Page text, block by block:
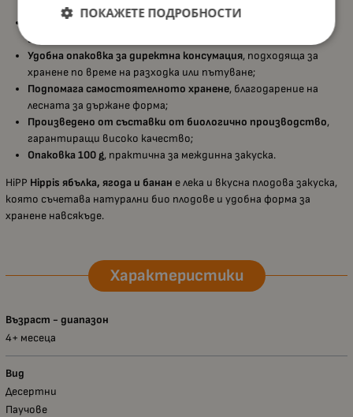
вкус на съставките;
Без глутен
, подходящо за деца с чувствителност към
глутен;
Удобна опаковка за директна консумация, подходяща за
хранене по време на разходка или пътуване;
Подпомага самостоятелното хранене, благодарение на
лесната за държане форма;
Произведено от съставки от биологично производство,
гарантиращи високо качество;
Опаковка 100 g, практична за междинна закуска.
HiPP Hippis ябълка, ягода и банан е лека и вкусна плодова закуска,
която съчетава натурални био плодове и удобна форма за
хранене навсякъде.
Характеристики
Възраст - диапазон
4+ месеца
Вид
Десертни
Паучове
ПОКАЖЕТЕ ПОДРОБНОСТИ